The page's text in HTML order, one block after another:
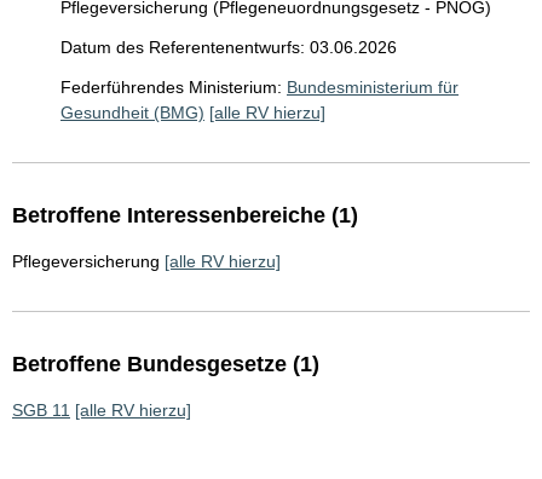
Pflegeversicherung (Pflegeneuordnungsgesetz - PNOG)
Datum des Referentenentwurfs: 03.06.2026
Federführendes Ministerium: Bundesministerium für
Gesundheit (BMG) [alle RV hierzu]
Betroffene Interessenbereiche (1)
Pflegeversicherung [alle RV hierzu]
Betroffene Bundesgesetze (1)
SGB 11 [alle RV hierzu]